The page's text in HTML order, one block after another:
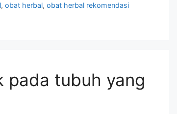
,obat herbal,obat herbal rekomendasi
pada tubuh yang